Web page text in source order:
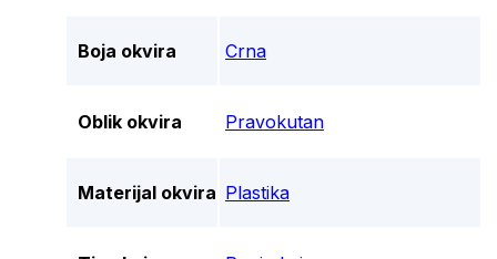
Boja okvira Crna
Oblik okvira Pravokutan
Materijal okvira Plastika